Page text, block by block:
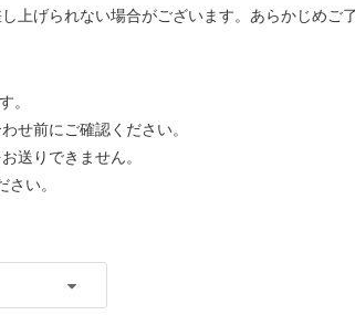
上げられない場合がございます。あらかじめご
。
せ前にご確認ください。
送りできません。
い。